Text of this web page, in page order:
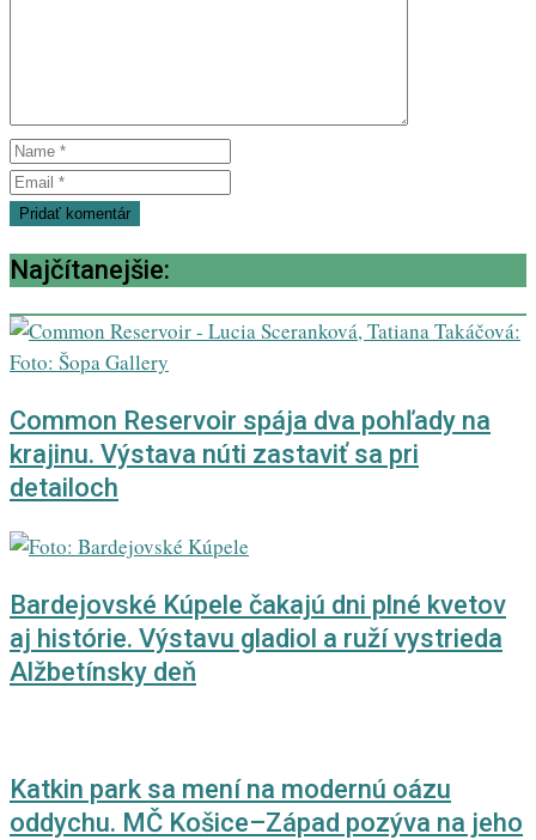
Najčítanejšie:
Common Reservoir spája dva pohľady na
krajinu. Výstava núti zastaviť sa pri
detailoch
Bardejovské Kúpele čakajú dni plné kvetov
aj histórie. Výstavu gladiol a ruží vystrieda
Alžbetínsky deň
Katkin park sa mení na modernú oázu
oddychu. MČ Košice–Západ pozýva na jeho